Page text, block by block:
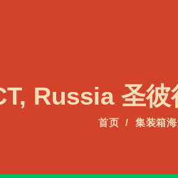
Russia 圣彼
首页 集装箱